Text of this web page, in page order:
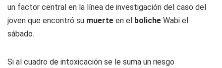
un factor central en la línea de investigación del caso del
joven que encontró su muerte en el boliche Wabi el
sábado.
Si al cuadro de intoxicación se le suma un riesgo